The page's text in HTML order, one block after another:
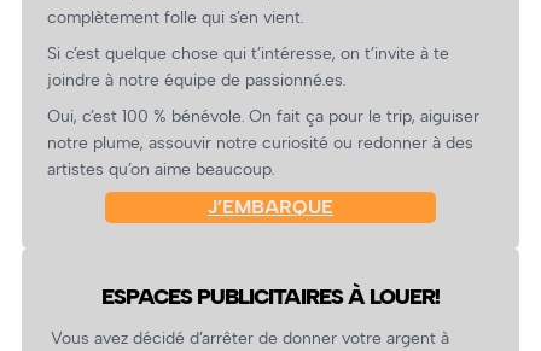
complètement folle qui s’en vient.
Si c’est quelque chose qui t’intéresse, on t’invite à te
joindre à notre équipe de passionné.es.
Oui, c’est 100 % bénévole. On fait ça pour le trip, aiguiser
notre plume, assouvir notre curiosité ou redonner à des
artistes qu’on aime beaucoup.
J’EMBARQUE
ESPACES PUBLICITAIRES À LOUER!
Vous avez décidé d’arrêter de donner votre argent à